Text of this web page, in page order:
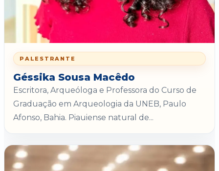
PALESTRANTE
Géssika Sousa Macêdo
Escritora, Arqueóloga e Professora do Curso de
Graduação em Arqueologia da UNEB, Paulo
Afonso, Bahia. Piauiense natural de...